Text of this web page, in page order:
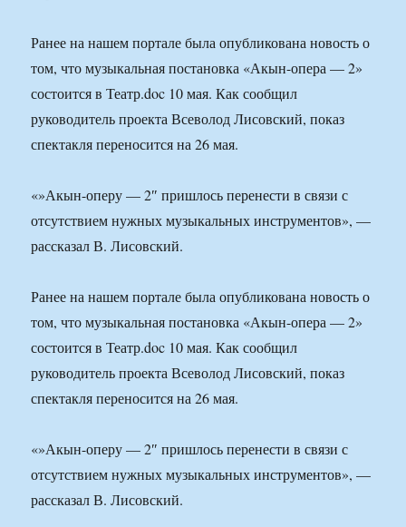
Ранее на нашем портале была опубликована новость о
том, что музыкальная постановка «Акын-опера — 2»
состоится в Театр.doc 10 мая. Как сообщил
руководитель проекта Всеволод Лисовский, показ
спектакля переносится на 26 мая.
«»Акын-оперу — 2″ пришлось перенести в связи с
отсутствием нужных музыкальных инструментов», —
рассказал В. Лисовский.
Ранее на нашем портале была опубликована новость о
том, что музыкальная постановка «Акын-опера — 2»
состоится в Театр.doc 10 мая. Как сообщил
руководитель проекта Всеволод Лисовский, показ
спектакля переносится на 26 мая.
«»Акын-оперу — 2″ пришлось перенести в связи с
отсутствием нужных музыкальных инструментов», —
рассказал В. Лисовский.